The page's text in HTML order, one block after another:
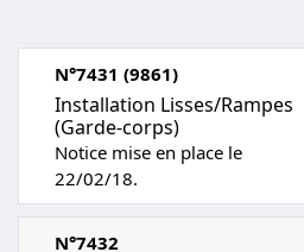
N°7431 (9861)
Installation Lisses/Rampes
(Garde-corps)
Notice mise en place le
22/02/18.
N°7432